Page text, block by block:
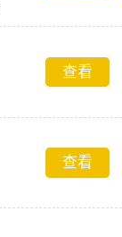
查看
查看